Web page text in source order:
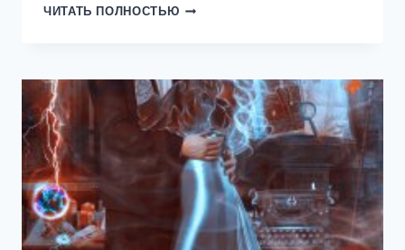
ЧИТАТЬ ПОЛНОСТЬЮ КРЫЛЬЯ